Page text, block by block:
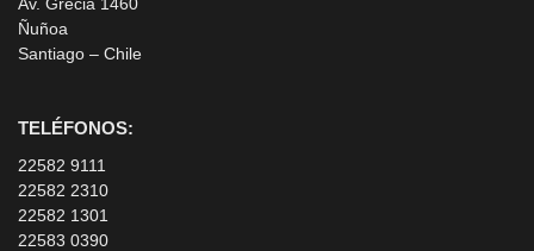
Ñuñoa
Santiago – Chile
TELÉFONOS:
22582 9111
22582 2310
22582 1301
22583 0390